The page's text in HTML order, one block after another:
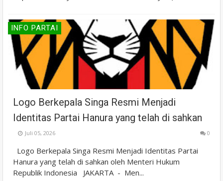
INFO PARTAI
Logo Berkepala Singa Resmi Menjadi
Identitas Partai Hanura yang telah di sahkan
Juli 05, 2026 0
Logo Berkepala Singa Resmi Menjadi Identitas Partai
Hanura yang telah di sahkan oleh Menteri Hukum
Republik Indonesia JAKARTA - Men...